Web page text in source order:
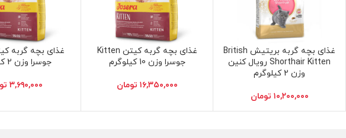
افزودن به سبد خرید
غذای بچه گربه بریتیش British
Shorthair Kitten رویال کنین
وزن 2 کیلوگرم
۱۰,۲۰۰,۰۰۰ تومان
افزودن به سبد خرید
غذای بچه گربه کیتن Kitten
جوسرا وزن 10 کیلوگرم
۱۶,۳۵۰,۰۰۰ تومان
افزودن به سبد خرید
جوسرا وزن 2 کیلوگرم
۳,۶۹۰,۰۰۰